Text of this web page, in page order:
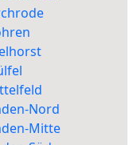
Nord
Mitte